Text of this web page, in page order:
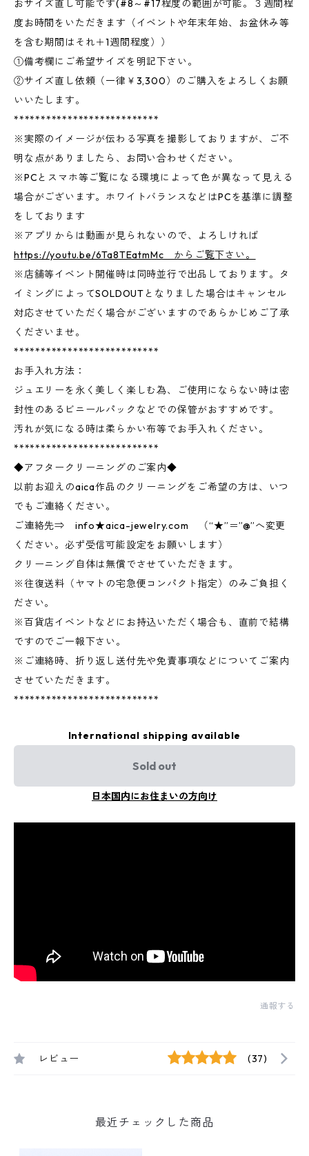
おサイズ直し可能です(#8～#17程度の範囲が可能。３週間程
度お時間をいただきます（イベントや年末年始、お盆休み等
を含む期間はそれ＋1週間程度））
①備考欄にご希望サイズを明記下さい。
②サイズ直し依頼（一律￥3,300）のご購入をよろしくお願
いいたします。
***************************
※実際のイメージが伝わる写真を撮影しておりますが、ご不
明な点がありましたら、お問い合わせください。
※PCとスマホ等ご覧になる環境によって色が異なって見える
場合がございます。ホワイトバランスなどはPCを基準に調整
をしております
※アプリからは動画が見られないので、よろしければ
https://youtu.be/6Ta8TEatmMc からご覧下さい。
※店舗等イベント開催時は同時並行で出品しております。タ
イミングによってSOLDOUTとなりました場合はキャンセル
対応させていただく場合がございますのであらかじめご了承
くださいませ。
***************************
お手入れ方法：
ジュエリーを永く美しく楽しむ為、ご使用にならない時は密
封性のあるビニールパックなどでの保管がおすすめです。
汚れが気になる時は柔らかい布等でお手入れください。
***************************
◆アフタークリーニングのご案内◆
以前お迎えのaica作品のクリーニングをご希望の方は、いつ
でもご連絡ください。
ご連絡先⇒ info★aica-jewelry.com （“★”＝”@”へ変更
ください。必ず受信可能設定をお願いします）
クリーニング自体は無償でさせていただきます。
※往復送料（ヤマトの宅急便コンパクト指定）のみご負担く
ださい。
※百貨店イベントなどにお持込いただく場合も、直前で結構
ですのでご一報下さい。
※ご連絡時、折り返し送付先や免責事項などについてご案内
させていただきます。
***************************
International shipping available
Sold out
日本国内にお住まいの方向け
通報する
レビュー (37)
最近チェックした商品